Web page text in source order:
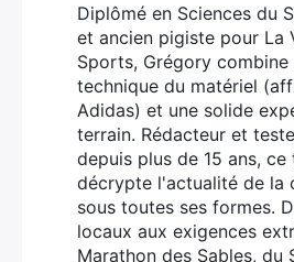
Diplômé en Sciences du
et ancien pigiste pour La
Sports, Grégory
technique du matériel
Adidas) et une solide
terrain. Rédacteur et
depuis plus de 15 ans,
décrypte l'actualité de la
sous toutes ses formes.
locaux aux exigences
Marathon des Sables, du